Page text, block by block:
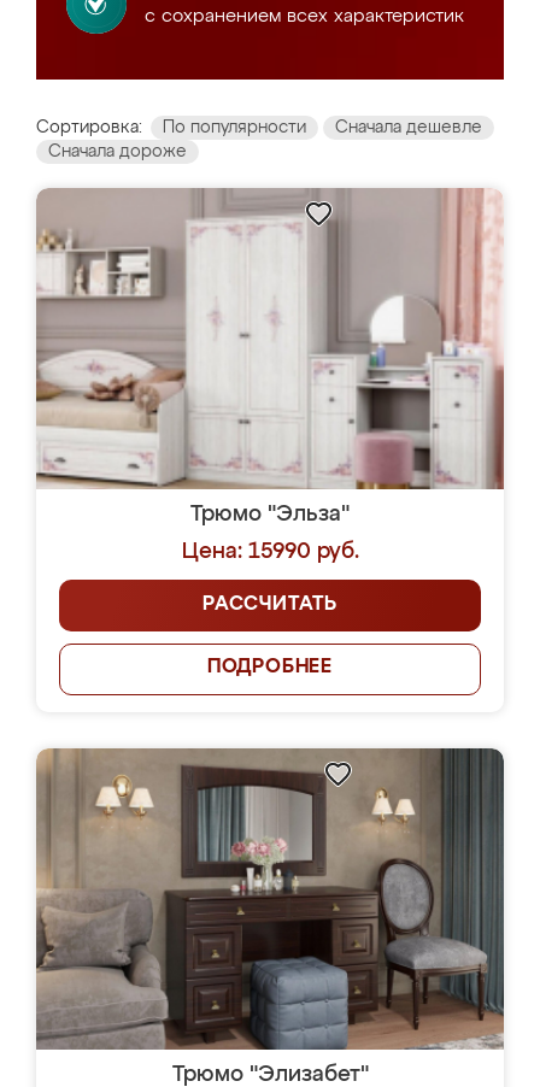
с сохранением всех характеристик
Сортировка: По популярности
Сначала дешевле
Сначала дороже
Трюмо "Эльза"
Цена: 15990 руб.
РАССЧИТАТЬ
ПОДРОБНЕЕ
Трюмо "Элизабет"